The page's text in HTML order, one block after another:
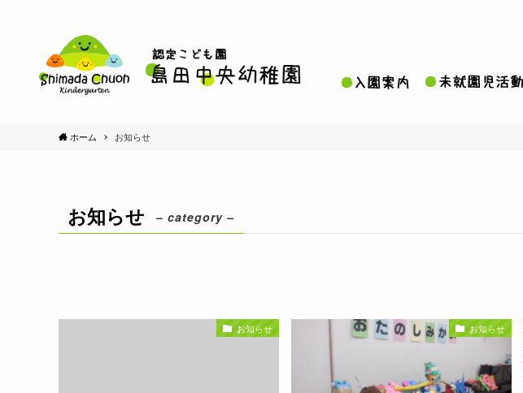
ホーム お知らせ
お知らせ – category –
お知らせ お知らせ